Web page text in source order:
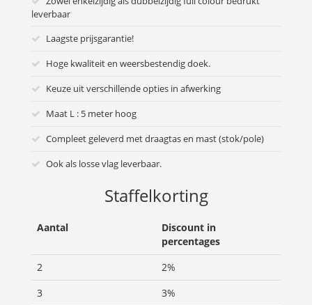
leverbaar
Laagste prijsgarantie!
Hoge kwaliteit en weersbestendig doek.
Keuze uit verschillende opties in afwerking
Maat L : 5 meter hoog
Compleet geleverd met draagtas en mast (stok/pole)
Ook als losse vlag leverbaar.
Staffelkorting
Aantal
Discount in
percentages
2
2%
3
3%